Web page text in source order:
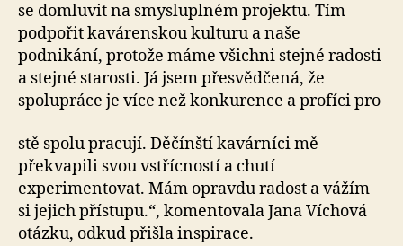
se domluvit na smysluplném projektu. Tím
podpořit kavárenskou kulturu a naše
podnikání, protože máme všichni stejné radosti
a stejné starosti. Já jsem přesvědčená, že
spolupráce je více než konkurence a profíci pro
stě spolu pracují. Děčínští kavárníci mě
překvapili svou vstřícností a chutí
experimentovat. Mám opravdu radost a vážím
si jejich přístupu.“, komentovala Jana Víchová
otázku, odkud přišla inspirace.